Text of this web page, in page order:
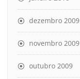
dezembro 2009
novembro 2009
outubro 2009